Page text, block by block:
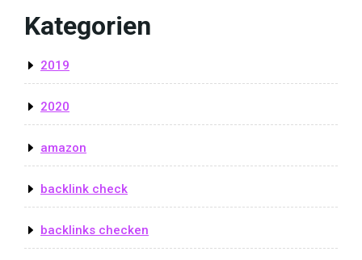
Kategorien
2019
2020
amazon
backlink check
backlinks checken